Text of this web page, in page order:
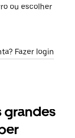
ou escolher
Fazer login
grandes